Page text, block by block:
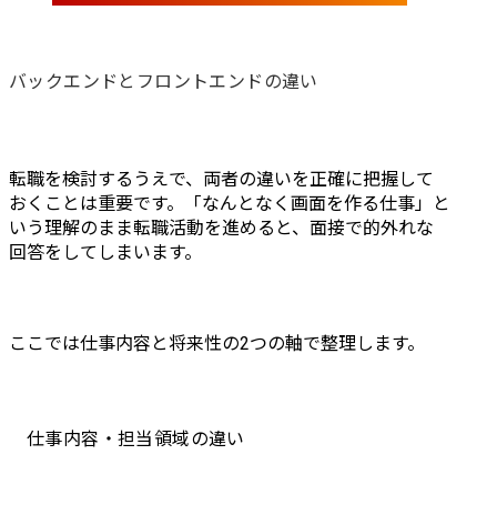
バックエンドとフロントエンドの違い
転職を検討するうえで、両者の違いを正確に把握して
おくことは重要です。「なんとなく画面を作る仕事」と
いう理解のまま転職活動を進めると、面接で的外れな
回答をしてしまいます。
ここでは仕事内容と将来性の2つの軸で整理します。
仕事内容・担当領域の違い